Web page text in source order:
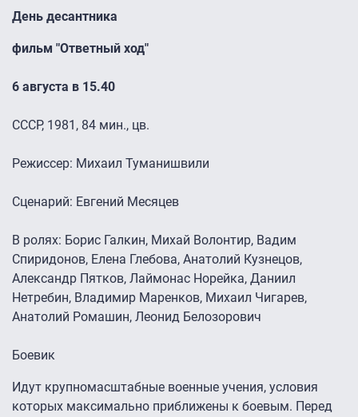
День десантника
фильм "Ответный ход"
6 августа в 15.40
СССР, 1981, 84 мин., цв.
Режиссер: Михаил Туманишвили
Сценарий: Евгений Месяцев
В ролях: Борис Галкин, Михай Волонтир, Вадим
Спиридонов, Елена Глебова, Анатолий Кузнецов,
Александр Пятков, Лаймонас Норейка, Даниил
Нетребин, Владимир Маренков, Михаил Чигарев,
Анатолий Ромашин, Леонид Белозорович
Боевик
Идут крупномасштабные военные учения, условия
которых максимально приближены к боевым. Перед